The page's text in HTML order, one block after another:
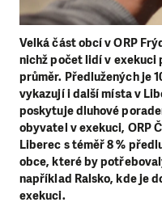
Velká část obcí v ORP
nichž počet lidí v
průměr. Předlužených je
vykazují i další místa v
poskytuje dluhové
obyvatel v exekuci, ORP
Liberec s téměř 8 %
obce, které by
například Ralsko, kde je
exekuci.